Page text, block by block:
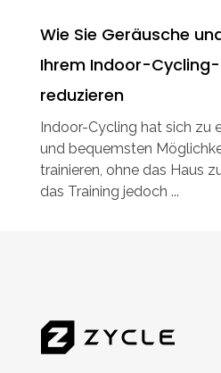
Wie Sie Geräusche
Ihrem Indoor-
reduzieren
Indoor-Cycling hat sich zu
und bequemsten
trainieren, ohne das Haus
das Training jedoch ...